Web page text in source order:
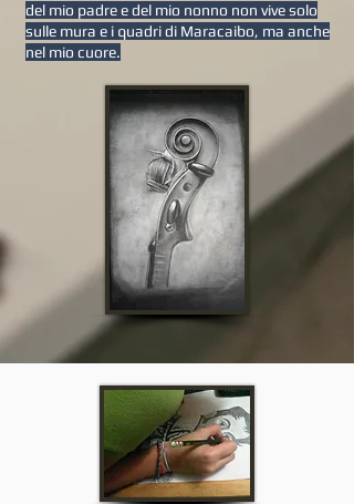
del mio padre e del mio nonno non vive solo
sulle mura e i quadri di Maracaibo, ma anche
nel mio cuore.